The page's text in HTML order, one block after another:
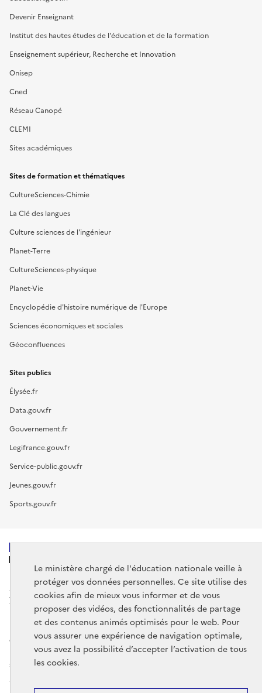
Le ministère chargé de l'éducation nationale veille à
protéger vos données personnelles. Ce site utilise des
cookies afin de mieux vous informer et de vous
proposer des vidéos, des fonctionnalités de partage
et des contenus animés optimisés pour le web. Pour
vous assurer une expérience de navigation optimale,
vous avez la possibilité d’accepter l’activation de tous
les cookies.
Devenir Enseignant
Institut des hautes études de l'éducation et de la formation
Enseignement supérieur, Recherche et Innovation
Onisep
Cned
Réseau Canopé
CLEMI
Sites académiques
Sites de formation et thématiques
CultureSciences-Chimie
La Clé des langues
Culture sciences de l'ingénieur
Planet-Terre
CultureSciences-physique
Planet-Vie
Encyclopédie d'histoire numérique de l'Europe
Sciences économiques et sociales
Géoconfluences
Sites publics
Élysée.fr
Data.gouv.fr
Gouvernement.fr
Legifrance.gouv.fr
Service-public.gouv.fr
Jeunes.gouv.fr
Sports.gouv.fr
MINISTÈRE
DE L'ÉDUCATION
NATIONALE
data.gouv.fr
legifrance.gouv.fr
service-public.gouv.fr